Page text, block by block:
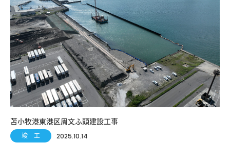
苫小牧港東港区周文ふ頭建設工事
竣 工 2025.10.14